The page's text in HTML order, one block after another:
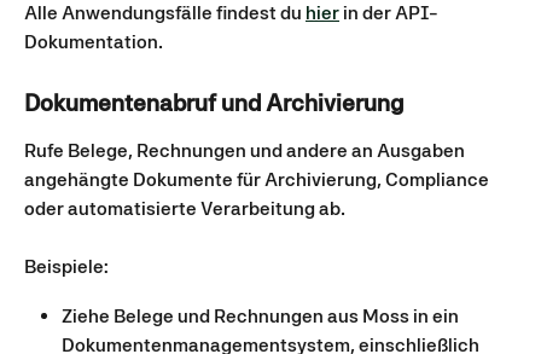
Alle Anwendungsfälle findest du hier in der API-
Dokumentation.
Dokumentenabruf und Archivierung
Rufe Belege, Rechnungen und andere an Ausgaben
angehängte Dokumente für Archivierung, Compliance
oder automatisierte Verarbeitung ab.
Beispiele:
Ziehe Belege und Rechnungen aus Moss in ein
Dokumentenmanagementsystem, einschließlich